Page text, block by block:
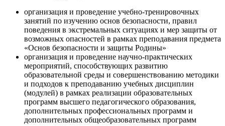
организация и проведение учебно-тренировочных
занятий по изучению основ безопасности, правил
поведения в экстремальных ситуациях и мер защиты от
возможных опасностей в рамках преподавания предмета
«Основ безопасности и защиты Родины»
организация и проведение научно-практических
мероприятий, способствующих развитию
образовательной среды и совершенствованию методики
и подходов к преподаванию учебных дисциплин
(модулей) в рамках реализации образовательных
программ высшего педагогического образования,
дополнительных профессиональных программ и
дополнительных общеобразовательных программ